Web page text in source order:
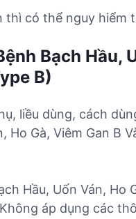
có thể nguy hiểm
Bạch Hầu,
B)
liều dùng, cách
Gà, Viêm Gan B
Hầu, Uốn Ván, Ho
áp dụng các